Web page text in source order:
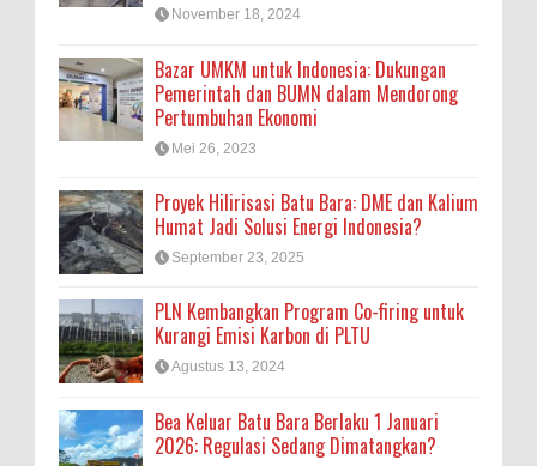
November 18, 2024
Bazar UMKM untuk Indonesia: Dukungan
Pemerintah dan BUMN dalam Mendorong
Pertumbuhan Ekonomi
Mei 26, 2023
Proyek Hilirisasi Batu Bara: DME dan Kalium
Humat Jadi Solusi Energi Indonesia?
September 23, 2025
PLN Kembangkan Program Co-firing untuk
Kurangi Emisi Karbon di PLTU
Agustus 13, 2024
Bea Keluar Batu Bara Berlaku 1 Januari
2026: Regulasi Sedang Dimatangkan?